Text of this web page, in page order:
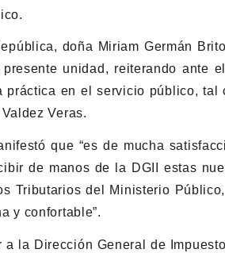
doña Miriam Germán
unidad, reiterando ante
práctica en el servicio público, tal
Veras.
que “es de mucha
de manos de la DGII estas
Tributarios del Ministerio
y confortable”.
la Dirección General de